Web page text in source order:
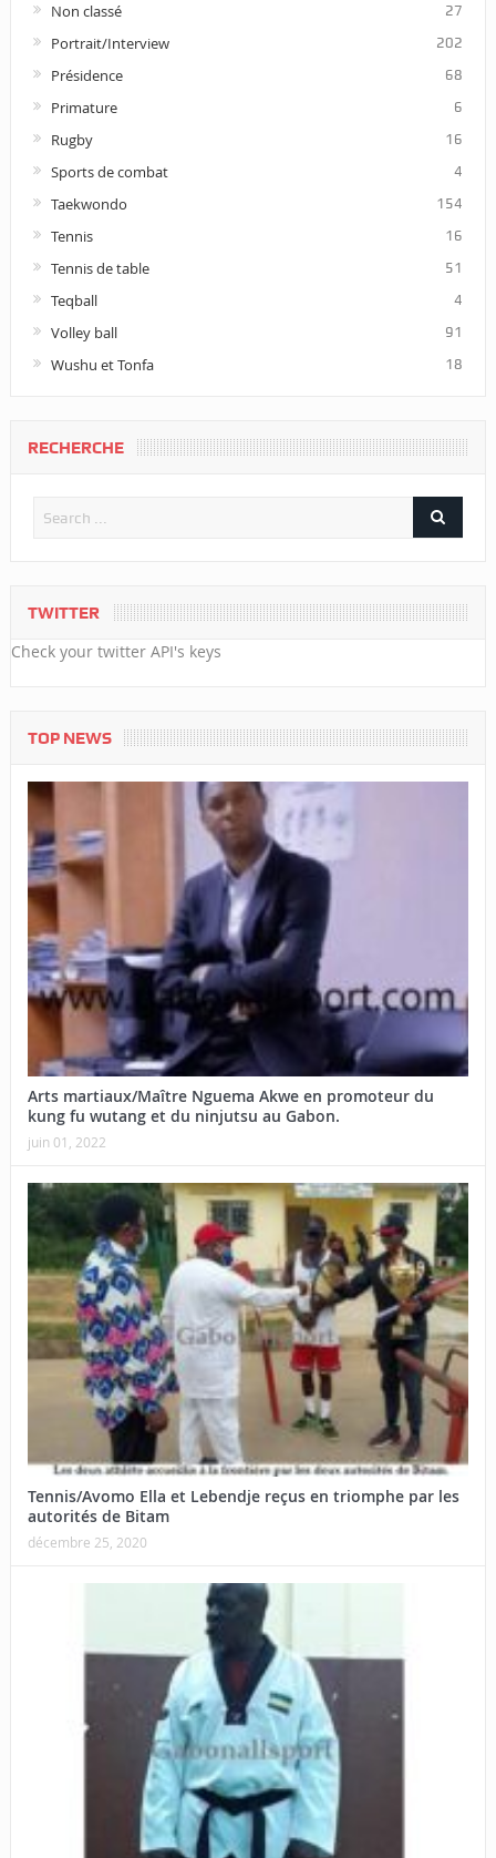
Non classé 27
Portrait/Interview 202
Présidence 68
Primature 6
Rugby 16
Sports de combat 4
Taekwondo 154
Tennis 16
Tennis de table 51
Teqball 4
Volley ball 91
Wushu et Tonfa 18
RECHERCHE
TWITTER
Check your twitter API's keys
TOP NEWS
Arts martiaux/Maître Nguema Akwe en promoteur du
kung fu wutang et du ninjutsu au Gabon.
juin 01, 2022
Tennis/Avomo Ella et Lebendje reçus en triomphe par les
autorités de Bitam
décembre 25, 2020